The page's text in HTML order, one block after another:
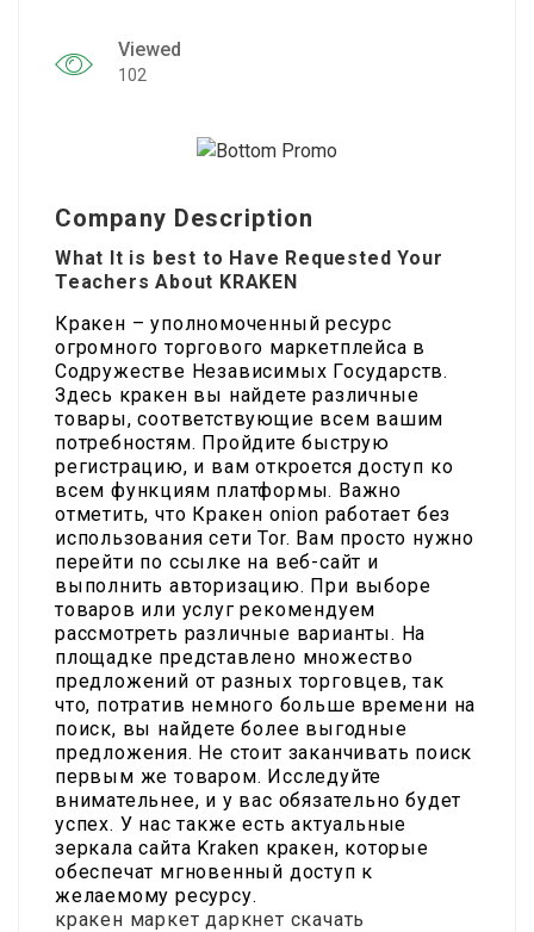
Viewed
102
Company Description
What It is best to Have Requested Your
Teachers About KRAKEN
Кракен – уполномоченный ресурс
огромного торгового маркетплейса в
Содружестве Независимых Государств.
Здесь кракен вы найдете различные
товары, соответствующие всем вашим
потребностям. Пройдите быструю
регистрацию, и вам откроется доступ ко
всем функциям платформы. Важно
отметить, что Кракен onion работает без
использования сети Tor. Вам просто нужно
перейти по ссылке на веб-сайт и
выполнить авторизацию. При выборе
товаров или услуг рекомендуем
рассмотреть различные варианты. На
площадке представлено множество
предложений от разных торговцев, так
что, потратив немного больше времени на
поиск, вы найдете более выгодные
предложения. Не стоит заканчивать поиск
первым же товаром. Исследуйте
внимательнее, и у вас обязательно будет
успех. У нас также есть актуальные
зеркала сайта Kraken кракен, которые
обеспечат мгновенный доступ к
желаемому ресурсу.
кракен маркет даркнет скачать